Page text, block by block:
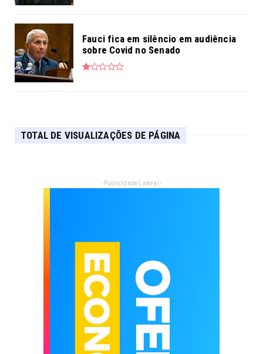
Fauci fica em silêncio em audiência
sobre Covid no Senado
TOTAL DE VISUALIZAÇÕES DE PÁGINA
- Publicidade Lateral -